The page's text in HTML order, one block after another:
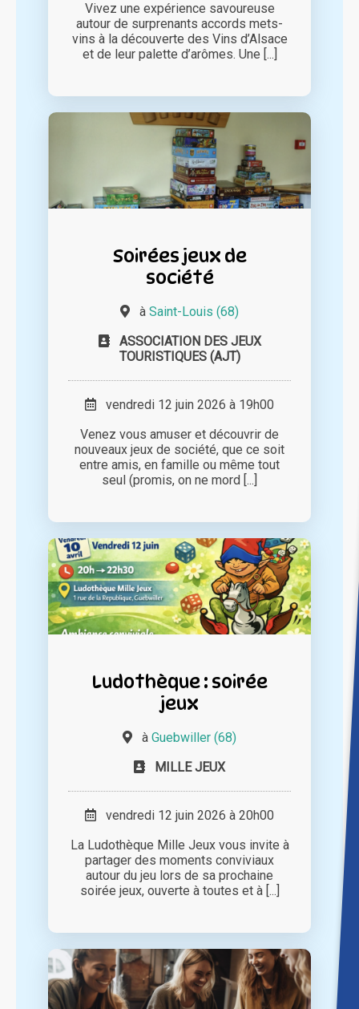
Vivez une expérience savoureuse
autour de surprenants accords mets-
vins à la découverte des Vins d’Alsace
et de leur palette d’arômes. Une [...]
Soirées jeux de
société
à Saint-Louis (68)
ASSOCIATION DES JEUX
TOURISTIQUES (AJT)
vendredi 12 juin 2026 à 19h00
Venez vous amuser et découvrir de
nouveaux jeux de société, que ce soit
entre amis, en famille ou même tout
seul (promis, on ne mord [...]
Ludothèque : soirée
jeux
à Guebwiller (68)
MILLE JEUX
vendredi 12 juin 2026 à 20h00
La Ludothèque Mille Jeux vous invite à
partager des moments conviviaux
autour du jeu lors de sa prochaine
soirée jeux, ouverte à toutes et à [...]